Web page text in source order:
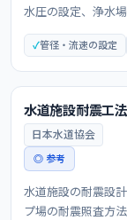
水圧の設定、浄水
管径・流速の設定
水道施設耐震工
日本水道協会
◎ 参考
水道施設の耐震設
プ場の耐震照査方